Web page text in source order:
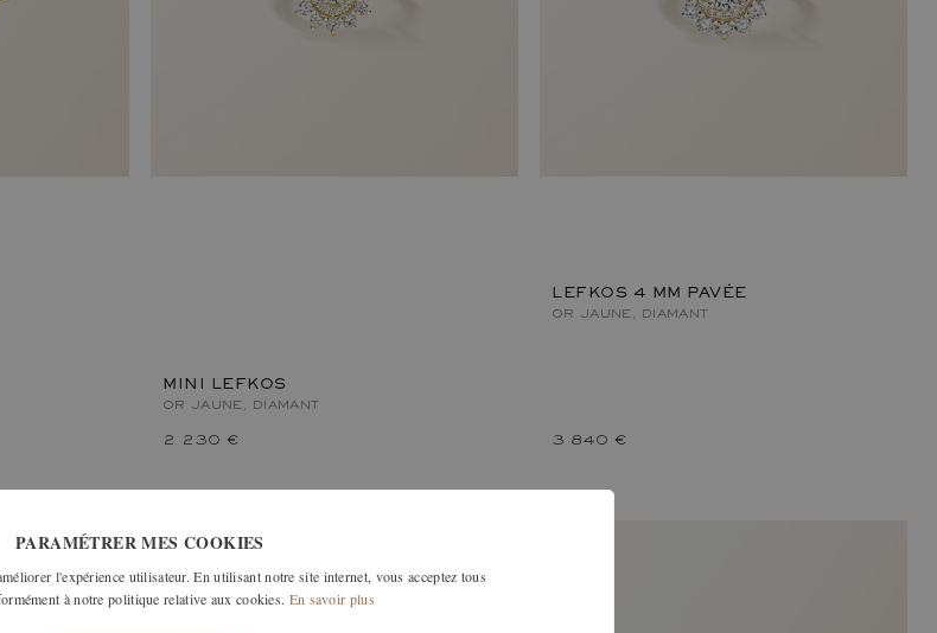
MINI LEFKOS
OR JAUNE, DIAMANT
2 230 €
LEFKOS 4 MM PAVÉE
OR JAUNE, DIAMANT
3 840 €
PARAMÉTRER MES COOKIES
l'expérience utilisateur. En utilisant notre site internet, vous acceptez tous
à notre politique relative aux cookies. En savoir plus